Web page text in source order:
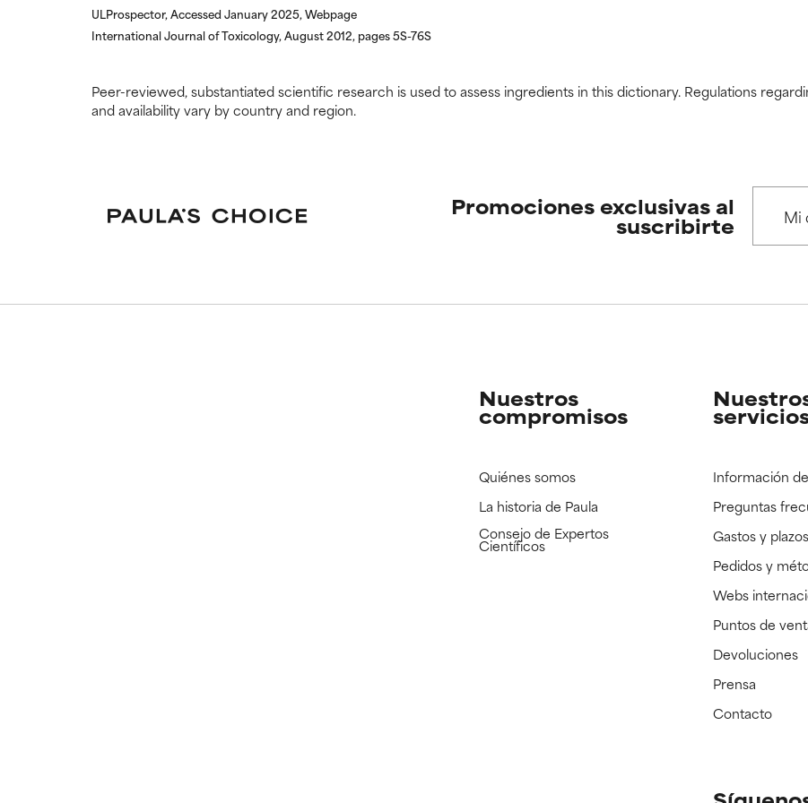
ULProspector, Accessed January 2025, Webpage
International Journal of Toxicology, August 2012, pages 5S-76S
Peer-reviewed, substantiated scientific research is used to assess ingredients in this dictionary. Regulations
and availability vary by country and region.
Promociones exclusivas al
suscribirte
Nuestros
compromisos
Quiénes somos
La historia de Paula
Consejo de Expertos
Científicos
Información
Preguntas
Gastos y
Pedidos y
Webs
Puntos de
Devoluciones
Prensa
Contacto